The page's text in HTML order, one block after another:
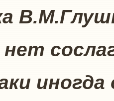
иногда